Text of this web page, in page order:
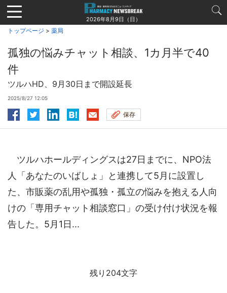
Jump
to
navigation
2026年8月9日（日）
トップページ > 薬局
孤独の悩みチャット相談、1カ月半で40
件
ツルハHD、9月30日まで開設延長
2025/8/27 12:05
保存
ツルハホールディングスは27日までに、NPO法
人「あなたのいばしょ」と連携して5月に設置し
た、市販薬の乱用や孤独・孤立の悩みを抱える人向
けの「専用チャット相談窓口」の受け付け状況を報
告した。5月1日...
残り204文字